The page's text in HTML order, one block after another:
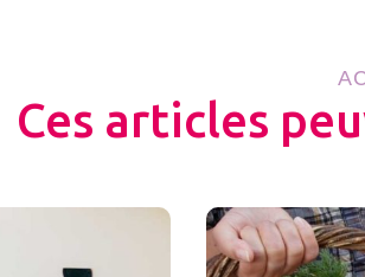
Ces articles